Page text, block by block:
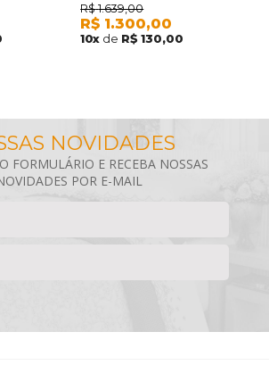
100%
1,60M X
GÊNOVA CASAL 100% ALGODÃO
BRANCO (ATACADO)
R$ 1.639,00
R$ 1.300,00
10x de R$ 130,00